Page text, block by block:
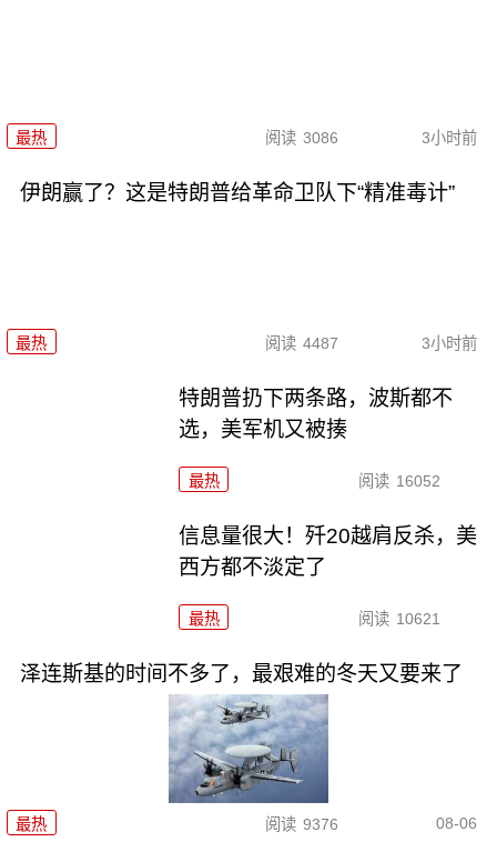
最热 阅读 3086 3小时前
伊朗赢了？这是特朗普给革命卫队下“精准毒计”
最热 阅读 4487 3小时前
特朗普扔下两条路，波斯都不
选，美军机又被揍
最热 阅读 16052
信息量很大！歼20越肩反杀，美
西方都不淡定了
最热 阅读 10621
泽连斯基的时间不多了，最艰难的冬天又要来了
最热 阅读 9376 08-06